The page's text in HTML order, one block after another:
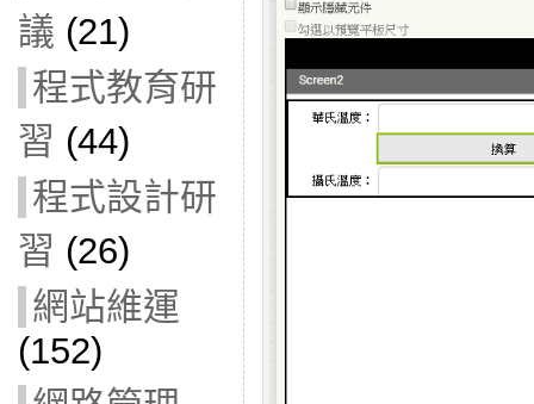
議 (21)
程式教育研
習 (44)
程式設計研
習 (26)
網站維運
(152)